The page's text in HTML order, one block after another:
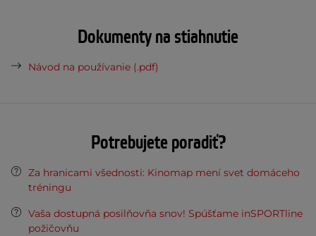
Dokumenty na stiahnutie
Návod na používanie (.pdf)
Potrebujete poradiť?
Za hranicami všednosti: Kinomap mení svet domáceho
tréningu
Vaša dostupná posilňovňa snov! Spúšťame inSPORTline
požičovňu